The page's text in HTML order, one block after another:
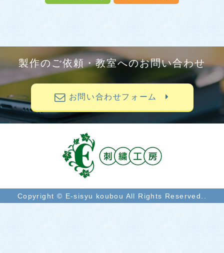
製作のご依頼・教室へのお問い合わせ
お問い合わせフォーム
Copyright © E-sisyu koubou All Rights Reserved..